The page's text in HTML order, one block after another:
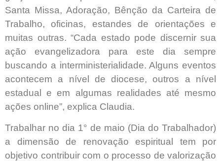
Santa Missa, Adoração, Bênção da Carteira de
Trabalho, oficinas, estandes de orientações e
muitas outras. “Cada estado pode discernir sua
ação evangelizadora para este dia sempre
buscando a interministerialidade. Alguns eventos
acontecem a nível de diocese, outros a nível
estadual e em algumas realidades até mesmo
ações online”, explica Claudia.
Trabalhar no dia 1° de maio (Dia do Trabalhador)
a dimensão de renovação espiritual tem por
objetivo contribuir com o processo de valorização